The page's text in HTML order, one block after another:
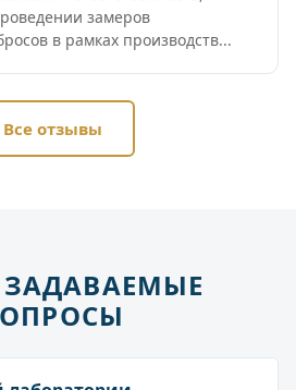
замеров
в рамках производств...
Все отзывы